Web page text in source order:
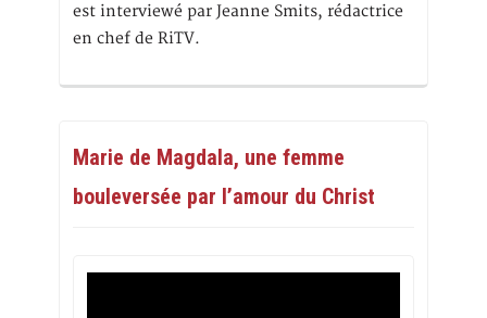
est interviewé par Jeanne Smits, rédactrice
en chef de RiTV.
Marie de Magdala, une femme
bouleversée par l’amour du Christ